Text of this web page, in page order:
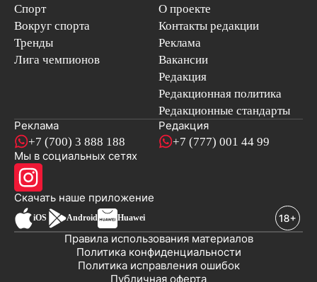
Спорт
Вокруг спорта
Тренды
Лига чемпионов
О проекте
Контакты редакции
Реклама
Вакансии
Редакция
Редакционная политика
Редакционные стандарты
Реклама
+7 (700) 3 888 188
Редакция
+7 (777) 001 44 99
Мы в социальных сетях
Скачать наше приложениеновостей
iOS Android Huawei
Публичная оферта
Политика исправления ошибок
Политика конфиденциальности
Правила использования материалов